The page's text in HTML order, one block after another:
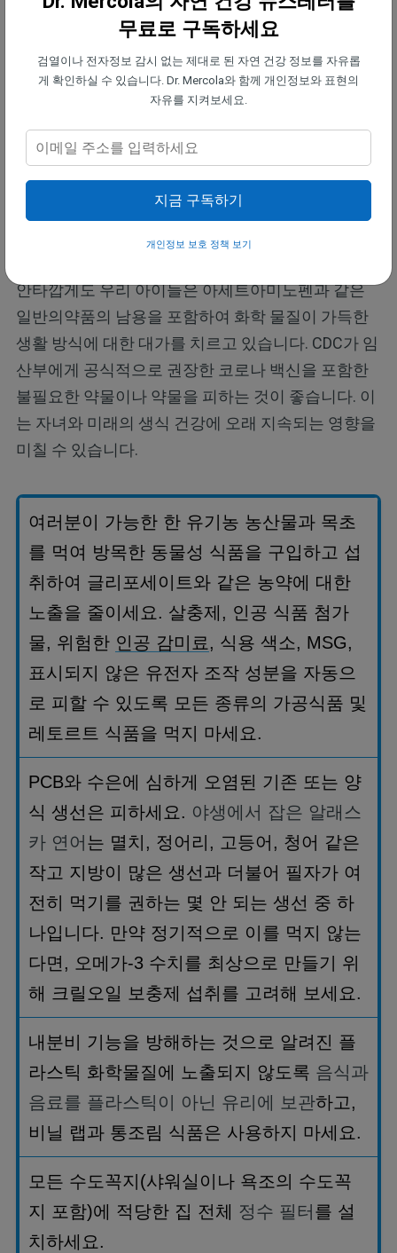
약물에 대한 통제권은 여러분에게 있습니다.
예를 들어, 음식과 음료를 통해 섭취하는 화학물질과
사용하는 가정용품 및 개인 위생용품에서 피부를 통
해 흡수되는 화학물질을 이해하는 것이 중요합니다.
이러한 각 요소는 자녀의 발달과 장기적인 건강에 영
향을 미칠 수 있습니다. 지난 수십 년 동안 ADHD와 자
폐증의 유병률이 모두 급증했는데, 이는 환경에 문제
가 심각하게 발생하고 있음을 나타냅니다.
안타깝게도 우리 아이들은 아세트아미노펜과 같은
일반의약품의 남용을 포함하여 화학 물질이 가득한
생활 방식에 대한 대가를 치르고 있습니다. CDC가 임
산부에게 공식적으로 권장한 코로나 백신을 포함한
불필요한 약물이나 약물을 피하는 것이 좋습니다. 이
는 자녀와 미래의 생식 건강에 오래 지속되는 영향을
미칠 수 있습니다.
여러분이 가능한 한 유기농 농산물과 목초
를 먹여 방목한 동물성 식품을 구입하고 섭
취하여 글리포세이트와 같은 농약에 대한
노출을 줄이세요 . 살충제 , 인공 식품 첨가
물, 위험한 인공 감미료 , 식용 색소, MSG,
표시되지 않은 유전자 조작 성분을 자동으
로 피할 수 있도록 모든 종류의 가공식품 및
레토르트 식품을 먹지 마세요 .
PCB와 수은에 심하게 오염된 기존 또는 양
식 생선은 피하세요 . 야생에서 잡은 알래스
카 연어 는 멸치 , 정어리 , 고등어 , 청어 같은
작고 지방이 많은 생선과 더불어 필자가 여
전히 먹기를 권하는 몇 안 되는 생선 중 하
나입니다. 만약 정기적으로 이를 먹지 않는
다면 , 오메가-3 수치를 최상으로 만들기 위
해 크릴오일 보충제 섭취를 고려해 보세요 .
내분비 기능을 방해하는 것으로 알려진 플
라스틱 화학물질에 노출되지 않도록 음식과
음료를 플라스틱이 아닌 유리에 보관하고 ,
비닐 랩과 통조림 식품은 사용하지 마세요 .
모든 수도꼭지 (샤워실이나 욕조의 수도꼭
지 포함)에 적당한 집 전체 정수 필터 를 설
치하세요 .
무료로 구독하세요
검열이나 전자정보 감시 없는 제대로 된 자연 건강 정보를 자유롭
게 확인하실 수 있습니다. Dr. Mercola와 함께 개인정보와 표현의
자유를 지켜보세요.
지금 구독하기
개인정보 보호 정책 보기